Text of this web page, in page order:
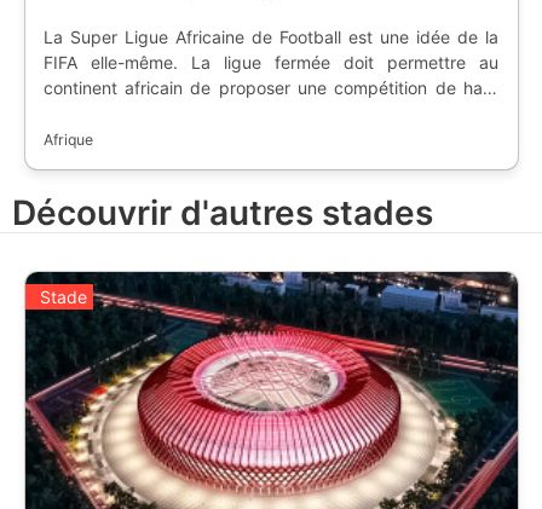
La Super Ligue Africaine de Football est une idée de la
FIFA elle-même. La ligue fermée doit permettre au
continent africain de proposer une compétition de haut
pour garder les meilleurs joueurs africains. Avec la fin
la bête en décembre 2021.
Afrique
Découvrir d'autres stades
Stade